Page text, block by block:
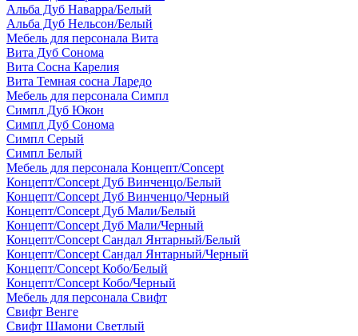
Альба Дуб Наварра/Белый
Альба Дуб Нельсон/Белый
Мебель для персонала Вита
Вита Дуб Сонома
Вита Сосна Карелия
Вита Темная сосна Ларедо
Мебель для персонала Симпл
Симпл Дуб Юкон
Симпл Дуб Сонома
Симпл Серый
Симпл Белый
Мебель для персонала Концепт/Concept
Концепт/Concept Дуб Винченцо/Белый
Концепт/Concept Дуб Винченцо/Черный
Концепт/Concept Дуб Мали/Белый
Концепт/Concept Дуб Мали/Черный
Концепт/Concept Сандал Янтарный/Белый
Концепт/Concept Сандал Янтарный/Черный
Концепт/Concept Кобо/Белый
Концепт/Concept Кобо/Черный
Мебель для персонала Свифт
Свифт Венге
Свифт Шамони Светлый